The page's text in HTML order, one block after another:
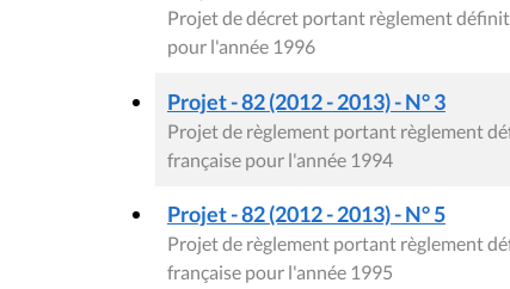
Projet de décret portant règlement
pour l'année 1996
Projet - 82 (2012 - 2013) - N° 3
Projet de règlement portant règlement
française pour l'année 1994
Projet - 82 (2012 - 2013) - N° 5
Projet de règlement portant règlement
française pour l'année 1995